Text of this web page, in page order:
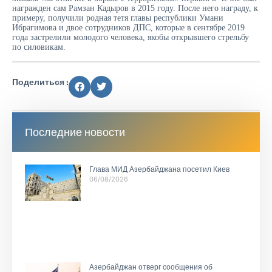
награжден сам Рамзан Кадыров в 2015 году. После него награду, к
примеру, получили родная тетя главы республики Умани
Ибрагимова и двое сотрудников ДПС, которые в сентябре 2019
года застрелили молодого человека, якобы открывшего стрельбу
по силовикам.
Поделиться :
Последние новости
Глава МИД Азербайджана посетил Киев
06/08/2026
Азербайджан отверг сообщения об